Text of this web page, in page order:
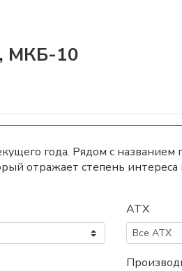
МКБ-10
года. Рядом с названием
отражает степень
АТХ